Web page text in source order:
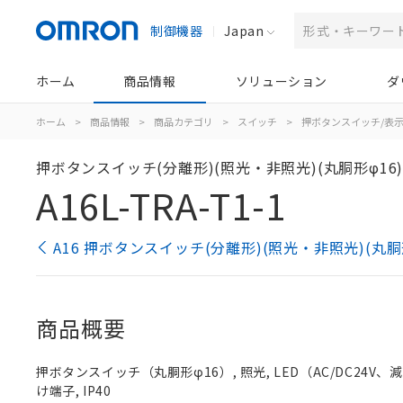
制御機器 Japan
ホーム 商品情報 ソリューション
ホーム > 商品情報 > 商品カテゴリ > スイッチ > 押ボタンスイッチ/表
押ボタンスイッチ(分離形)(照光・非照光)(丸胴形φ16)
A16L-TRA-T1-1
A16 押ボタンスイッチ(分離形)(照光・非照光)(丸
商品概要
押ボタンスイッチ（丸胴形φ16）, 照光, LED（AC/DC24V、
け端子, IP40